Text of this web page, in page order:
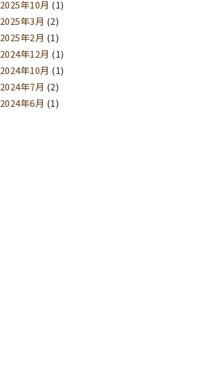
2025年10月 (1)
2025年3月 (2)
2025年2月 (1)
2024年12月 (1)
2024年10月 (1)
2024年7月 (2)
2024年6月 (1)